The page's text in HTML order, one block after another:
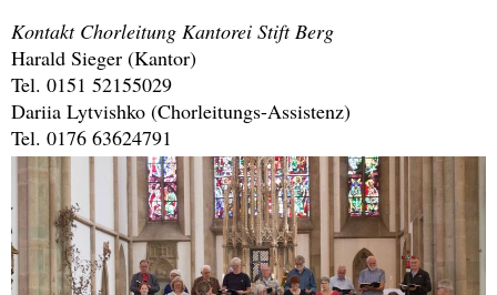
Kontakt Chorleitung Kantorei Stift Berg
Harald Sieger (Kantor)
Tel. 0151 52155029
Dariia Lytvishko (Chorleitungs-Assistenz)
Tel. 0176 63624791